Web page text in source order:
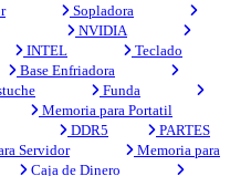
Sopladora
NVIDIA
INTEL
Teclado
Base Enfriadora
Funda
Memoria para Portatil
DDR5
PARTES
Servidor
Memoria para
Caja de Dinero